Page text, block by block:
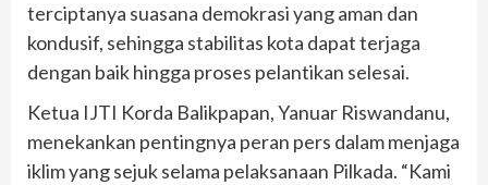
terciptanya suasana demokrasi yang aman dan
kondusif, sehingga stabilitas kota dapat terjaga
dengan baik hingga proses pelantikan selesai.
Ketua IJTI Korda Balikpapan, Yanuar Riswandanu,
menekankan pentingnya peran pers dalam menjaga
iklim yang sejuk selama pelaksanaan Pilkada. “Kami